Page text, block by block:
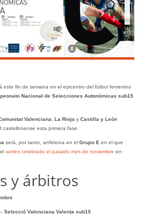
este fin de semana en el epicentro del fútbol femenino
Nacional de Selecciones Autonómicas sub15
Valenciana La Rioja y Castilla y León
esta primera fase.
será, por tanto, anfitriona en el Grupo E en el que
sorteo celebrado el pasado mes de noviembre en
y árbitros
Selecció Valenciana Valenta sub15